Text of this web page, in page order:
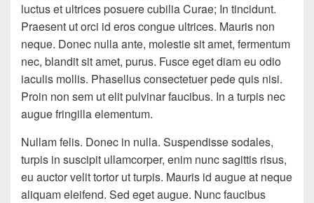
luctus et ultrices posuere cubilia Curae; In tincidunt.
Praesent ut orci id eros congue ultrices. Mauris non
neque. Donec nulla ante, molestie sit amet, fermentum
nec, blandit sit amet, purus. Fusce eget diam eu odio
iaculis mollis. Phasellus consectetuer pede quis nisi.
Proin non sem ut elit pulvinar faucibus. In a turpis nec
augue fringilla elementum.
Nullam felis. Donec in nulla. Suspendisse sodales,
turpis in suscipit ullamcorper, enim nunc sagittis risus,
eu auctor velit tortor ut turpis. Mauris id augue at neque
aliquam eleifend. Sed eget augue. Nunc faucibus